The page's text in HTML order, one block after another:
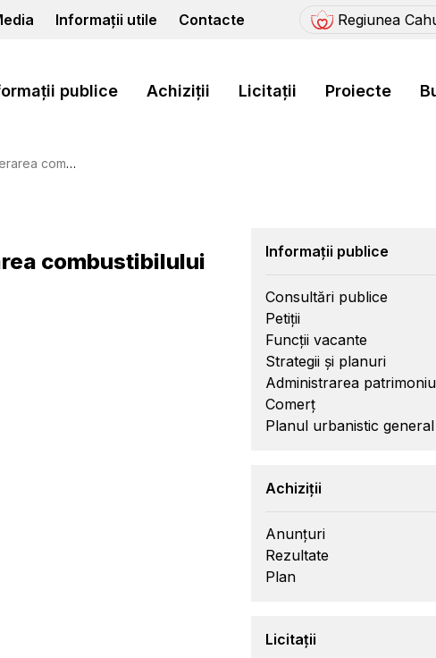
Informații utile Contacte Regiunea
publice Achiziții Licitații Proiecte
combustibilului Informații publice
Consultări publice
Petiții
Funcții vacante
Strategii și planuri
Administrarea
Comerț
Planul urbanistic general
Achiziții
Anunțuri
Rezultate
Plan
Licitații